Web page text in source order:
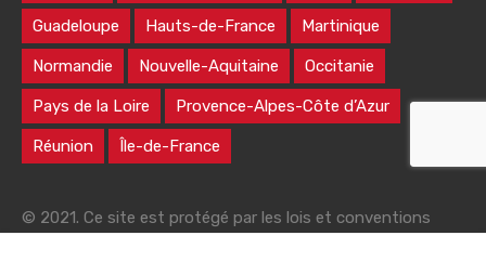
Guadeloupe Hauts-de-France Martinique
Normandie Nouvelle-Aquitaine Occitanie
Pays de la Loire Provence-Alpes-Côte d’Azur
Réunion Île-de-France
© 2021. Ce site est protégé par les lois et conventions